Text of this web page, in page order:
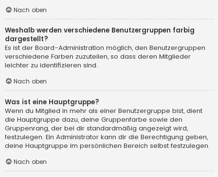
Nach oben
Weshalb werden verschiedene Benutzergruppen farbig
dargestellt?
Es ist der Board-Administration möglich, den Benutzergruppen
verschiedene Farben zuzuteilen, so dass deren Mitglieder
leichter zu identifizieren sind.
Nach oben
Was ist eine Hauptgruppe?
Wenn du Mitglied in mehr als einer Benutzergruppe bist, dient
die Hauptgruppe dazu, deine Gruppenfarbe sowie den
Gruppenrang, der bei dir standardmäßig angezeigt wird,
festzulegen. Ein Administrator kann dir die Berechtigung geben,
deine Hauptgruppe im persönlichen Bereich selbst festzulegen.
Nach oben